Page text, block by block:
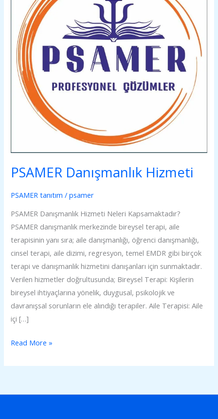
PSAMER Danışmanlık Hizmeti
PSAMER tanıtım /psamer
PSAMER Danışmanlık Hizmeti Neleri Kapsamaktadır?
PSAMER danışmanlık merkezinde bireysel terapi, aile
terapisinin yanı sıra; aile danışmanlığı, öğrenci danışmanlığı,
cinsel terapi, aile dizimi, regresyon, temel EMDR gibi birçok
terapi ve danışmanlık hizmetini danışanları için sunmaktadır.
Verilen hizmetler doğrultusunda; Bireysel Terapi: Kişilerin
bireysel ihtiyaçlarına yönelik, duygusal, psikolojik ve
davranışsal sorunların ele alındığı terapiler. Aile Terapisi: Aile
içi […]
Read More »